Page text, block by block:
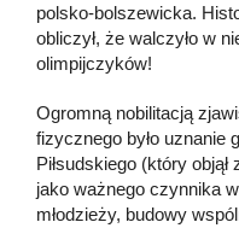
polsko-bolszewicka.
obliczył, że walczyło w
olimpijczyków!
Ogromną nobilitacją
fizycznego było uznanie
Piłsudskiego (który
jako ważnego czynnika
młodzieży, budowy